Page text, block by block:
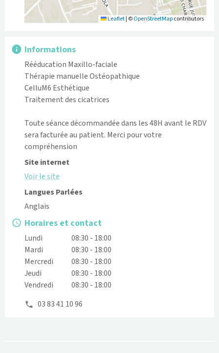
Leaflet| ©OpenStreetMapcontributors
Informations
Rééducation Maxillo-faciale
Thérapie manuelle Ostéopathique
CelluM6 Esthétique
Traitement des cicatrices
Toute séance décommandée dans les 48H avant le RDV
sera facturée au patient. Merci pour votre
compréhension
Site internet
Voir le site
Langues Parlées
Anglais
Horaires et contact
Lundi
08:30 - 18:00
Mardi
08:30 - 18:00
Mercredi
08:30 - 18:00
Jeudi
08:30 - 18:00
Vendredi
08:30 - 18:00
03 83 41 10 96